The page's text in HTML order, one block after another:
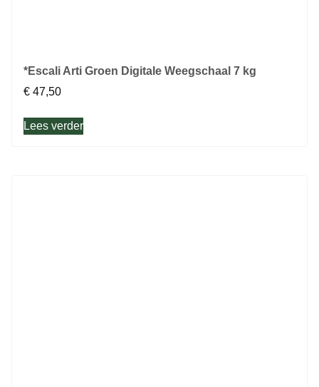
*Escali Arti Groen Digitale Weegschaal 7 kg
€ 47,50
Lees verder